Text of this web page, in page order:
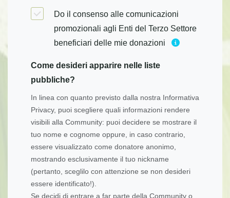
Do il consenso alle comunicazioni
promozionali agli Enti del Terzo Settore
beneficiari delle mie donazioni
Come desideri apparire nelle liste
pubbliche?
In linea con quanto previsto dalla nostra Informativa
Privacy, puoi scegliere quali informazioni rendere
visibili alla Community: puoi decidere se mostrare il
tuo nome e cognome oppure, in caso contrario,
essere visualizzato come donatore anonimo,
mostrando esclusivamente il tuo nickname
(pertanto, sceglilo con attenzione se non desideri
essere identificato!).
Se decidi di entrare a far parte della Community o